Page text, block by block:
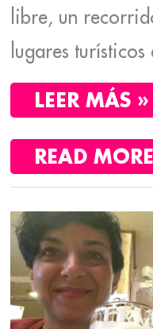
libre, un
lugares turísticos
LEER MÁS »
READ
UNA
RICA
CERVEZA
ORION
EN